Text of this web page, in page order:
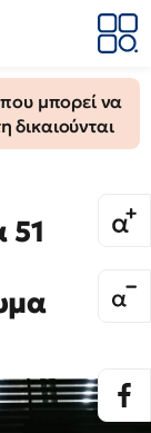
μπορεί να
δικαιούνται
51